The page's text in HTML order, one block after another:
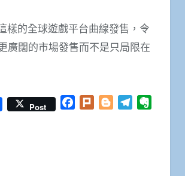
樣的全球遊戲平台曲線發售，令
廣闊的市場發售而不是只局限在
Post Facebook
Plurk BloggerTelegram